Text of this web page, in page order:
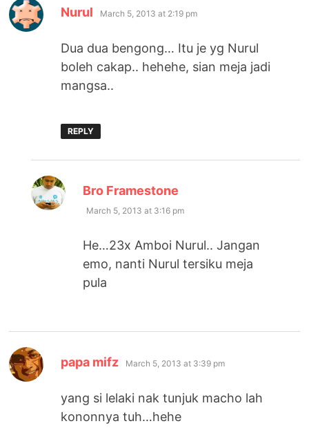
Nurul says:
March 5, 2013 at 2:19 pm
Dua dua bengong… Itu je yg Nurul
boleh cakap.. hehehe, sian meja jadi
mangsa..
REPLY
Bro Framestone
March 5, 2013 at 3:16 pm
He…23x Amboi Nurul.. Jangan
emo, nanti Nurul tersiku meja
pula
papa mifz says:
March 5, 2013 at 3:39 pm
yang si lelaki nak tunjuk macho lah
kononnya tuh…hehe